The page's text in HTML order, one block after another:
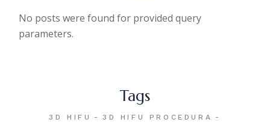
No posts were found for provided query
parameters.
Tags
3D HIFU
3D HIFU PROCEDURA